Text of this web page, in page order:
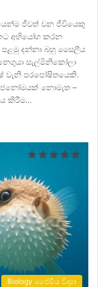
ජීවත් වන ජීවියෙකු
අභියෝග කරන
පළමු දන්නා බහු සෛලීය
සැල්මිනිකෝලා
වැනි පරපෝෂිතයෙකි.
නොමැත –
කිරීම…
Biology ජෛවීය විද්‍යා